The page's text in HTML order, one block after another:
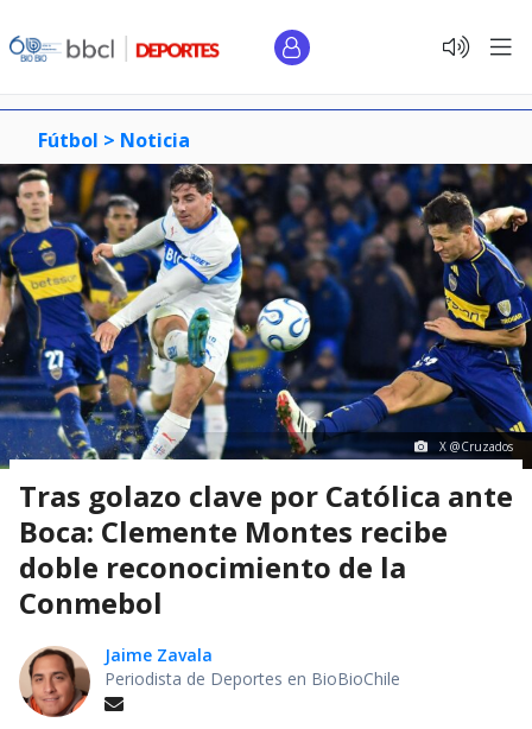
Fútbol > Noticia
X @Cruzados
Tras golazo clave por Católica ante
Boca: Clemente Montes recibe
doble reconocimiento de la
Conmebol
Jaime Zavala
Periodista de Deportes en BioBioChile